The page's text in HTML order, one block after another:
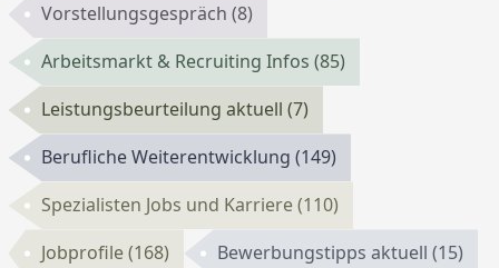
Vorstellungsgespräch(8)
Arbeitsmarkt & Recruiting Infos(85)
Leistungsbeurteilung aktuell(7)
Berufliche Weiterentwicklung(149)
Spezialisten Jobs und Karriere(110)
Jobprofile(168) Bewerbungstipps aktuell(15)